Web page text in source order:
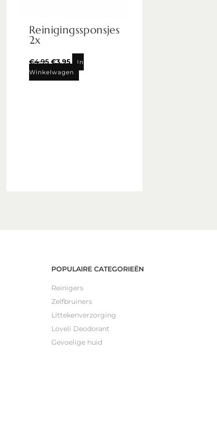
Reinigingssponsjes
2x
€4,95 €3,95
In
Winkelwagen
POPULAIRE CATEGORIEËN
Reinigers
Zelfbruiners
Littekenverzorging
Loveli Deodorant
Gevoelige huid